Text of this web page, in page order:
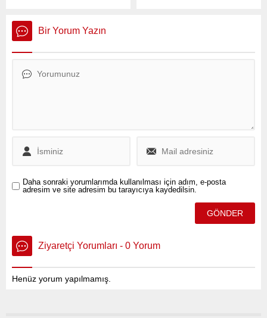
kaybetmesine neden olan
otel yangınının ardından,
yangın söndürme
artışları yapıldığına dair
Bir Yorum Yazın
Daha sonraki yorumlarımda kullanılması için adım, e-posta
adresim ve site adresim bu tarayıcıya kaydedilsin.
Ziyaretçi Yorumları - 0 Yorum
Henüz yorum yapılmamış.